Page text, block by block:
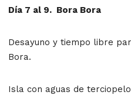
Día 7 al 9. Bora Bora
Desayuno y tiempo libre
Bora.
Isla con aguas de